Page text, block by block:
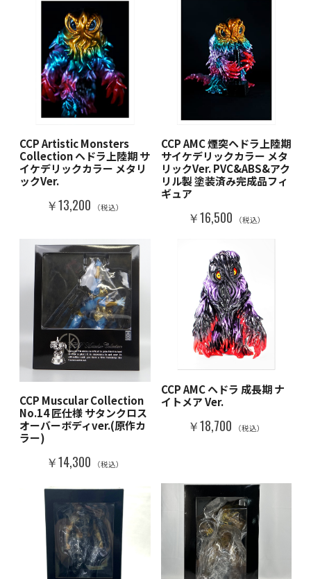
CCP Artistic Monsters
Collection ヘドラ上陸期 サ
イケデリックカラー メタリ
ックVer.
￥13,200 （税込）
CCP AMC 煙突ヘドラ上陸期
サイケデリックカラー メタ
リックVer. PVC&ABS&アク
リル製 塗装済み完成品フィ
ギュア
￥16,500 （税込）
CCP Muscular Collection
No.14 匠仕様 サタンクロス
オーバーボディver.(原作カ
ラー)
￥14,300 （税込）
CCP AMC ヘドラ 成長期 ナ
イトメア Ver.
￥18,700 （税込）